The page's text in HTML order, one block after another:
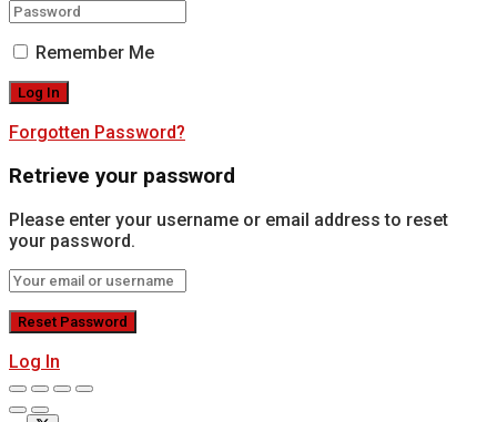
Remember Me
Forgotten Password?
Retrieve your password
Please enter your username or email address to reset
your password.
Log In